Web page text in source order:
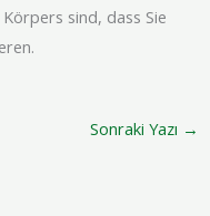
sind, dass Sie
Sonraki Yazı →